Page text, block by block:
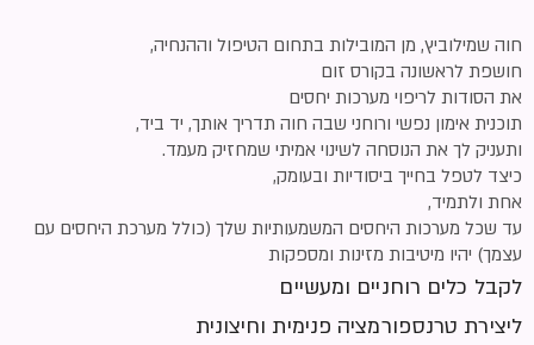
חוה שמילוביץ, מן המובילות בתחום הטיפול וההנחיה,
חושפת לראשונה בקורס זום
את הסודות לריפוי מערכות יחסים
תוכנית אימון נפשי ורוחני שבה חוה תדריך אותך, יד ביד,
ותעניק לך את הנוסחה לשינוי אמיתי שמחזיק מעמד.
כיצד לטפל בחייך ביסודיות ובעומק,
אחת ולתמיד,
עד שכל מערכות היחסים המשמעותיות שלך (כולל מערכת היחסים עם
עצמך) יהיו מיטיבות מזינות ומספקות
לקבל כלים רוחניים ומעשיים
ליצירת טרנספורמציה פנימית וחיצונית